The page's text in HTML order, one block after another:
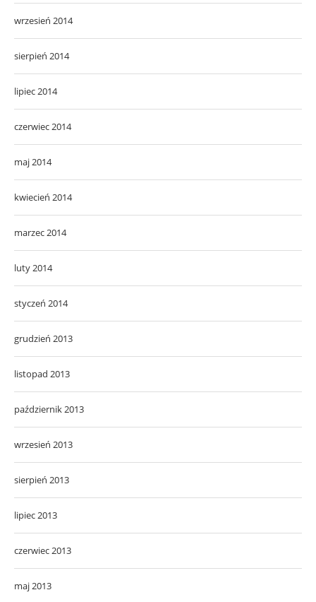
wrzesień 2014
sierpień 2014
lipiec 2014
czerwiec 2014
maj 2014
kwiecień 2014
marzec 2014
luty 2014
styczeń 2014
grudzień 2013
listopad 2013
październik 2013
wrzesień 2013
sierpień 2013
lipiec 2013
czerwiec 2013
maj 2013